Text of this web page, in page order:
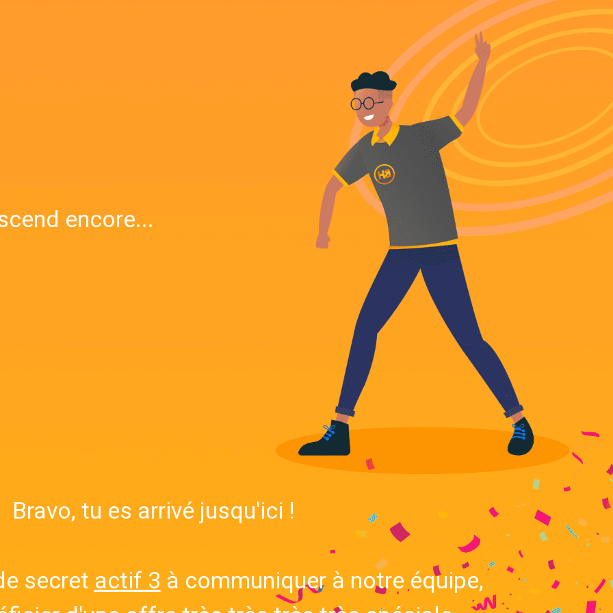
encore...
Bravo, tu es arrivé jusqu'ici !
secret actif 3 à communiquer à notre équipe,